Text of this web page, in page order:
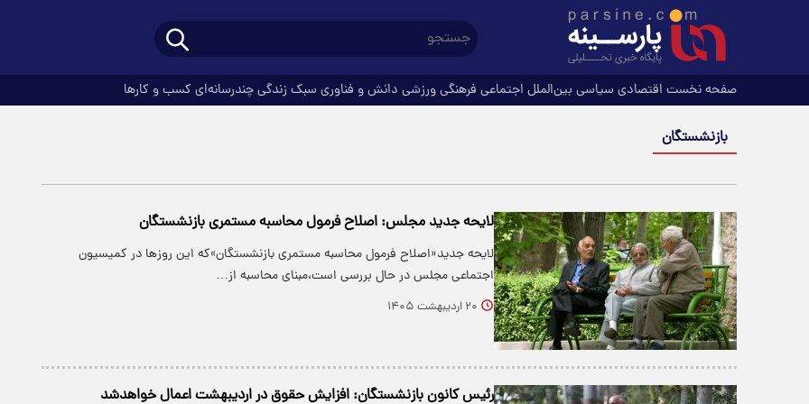
صفحه نخست اقتصادی سیاسی بین‌الملل اجتماعی فرهنگیورزشی دانش و فناوری سبک زندگیچندرسانه‌ای کسب و کارها
بازنشستگان
لایحه جدید مجلس: اصلاح فرمول محاسبه مستمری بازنشستگان
لایحه جدید«اصلاح فرمول محاسبه مستمری بازنشستگان»که این روزها در کمیسیون
اجتماعی مجلس در حال بررسی است،مبنای محاسبه از…
۲۰ اردیبهشت ۱۴۰۵
رئیس کانون بازنشستگان: افزایش حقوق در اردیبهشت اعمال خواهدشد